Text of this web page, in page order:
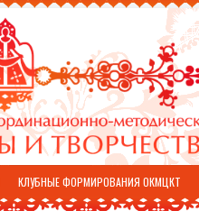
КЛУБНЫЕ ФОРМИРОВАНИЯ ОКМЦКТ